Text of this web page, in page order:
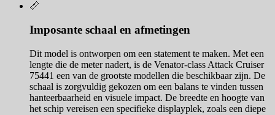
📏
Imposante schaal en afmetingen
Dit model is ontworpen om een statement te maken. Met een
lengte die de meter nadert, is de Venator-class Attack Cruiser
75441 een van de grootste modellen die beschikbaar zijn. De
schaal is zorgvuldig gekozen om een balans te vinden tussen
hanteerbaarheid en visuele impact. De breedte en hoogte van
het schip vereisen een specifieke displayplek, zoals een diepe